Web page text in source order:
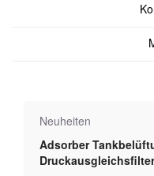
Neuheiten
Adsorber
Druckausgleichsfilter